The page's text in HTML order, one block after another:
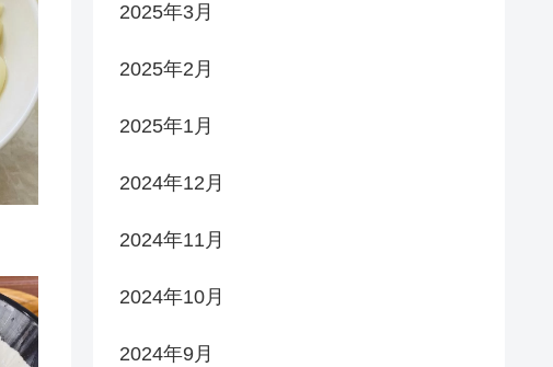
2025年3月
2025年2月
2025年1月
2024年12月
2024年11月
2024年10月
2024年9月